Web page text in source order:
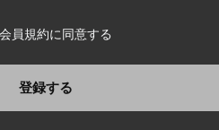
会員規約に同意する
登録する